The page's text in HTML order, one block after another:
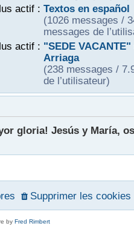
actif : Textos en español
(1026 messages /
messages de
actif : "SEDE
Arriaga
(238 messages /
de l’utilisateur)
gloria! Jesús y María,
Supprimer les cookies
by Fred Rimbert